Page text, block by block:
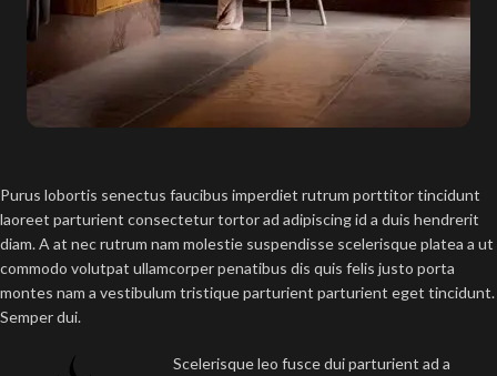
Purus lobortis senectus faucibus imperdiet rutrum porttitor tincidunt
laoreet parturient consectetur tortor ad adipiscing id a duis hendrerit
diam. A at nec rutrum nam molestie suspendisse scelerisque platea a ut
commodo volutpat ullamcorper penatibus dis quis felis justo porta
montes nam a vestibulum tristique parturient parturient eget tincidunt.
Semper dui.
Scelerisque leo fusce dui parturient ad a